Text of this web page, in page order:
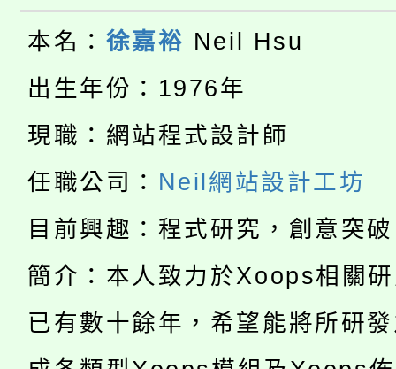
程，歡迎學生輔導中心
心理、諮商輔導、社會
系所師生報名參加。
縣市「校園短影音徵選
門員」簡章及活動海報
踴躍報名參加。
桃園市115學年度學生
要點
「桃園市補助參觀特色
展演活動實施計畫」
115年度「教育部表揚
義教育推展貢獻獎」
公告本校115學年度第
代理(課)教師甄選結果(
「2026金融保險知識
車」活動
桃園市115學年度學生
生本土語及新住民語歌
公告本校115學年度第
代理(課)教師甄選結果(
本名： 徐嘉裕 Neil Hsu
出生年份：1976年
現職：網站程式設計師
任職公司： Neil網站設計工坊
目前興趣：程式研究，創意突
簡介：本人致力於Xoops相關
已有數十餘年，希望能將所研